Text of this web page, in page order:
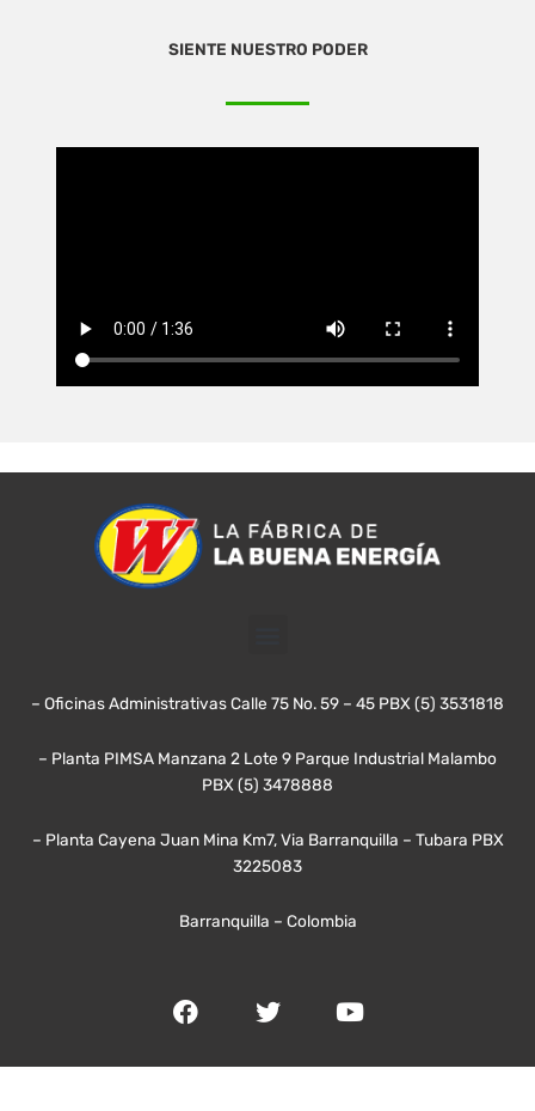
SIENTE NUESTRO PODER
– Oficinas Administrativas Calle 75 No. 59 – 45 PBX (5) 3531818
– Planta PIMSA Manzana 2 Lote 9 Parque Industrial Malambo
PBX (5) 3478888
– Planta Cayena Juan Mina Km7, Via Barranquilla – Tubara PBX
3225083
Barranquilla – Colombia
F
a
e
T
w
t
Y
o
t